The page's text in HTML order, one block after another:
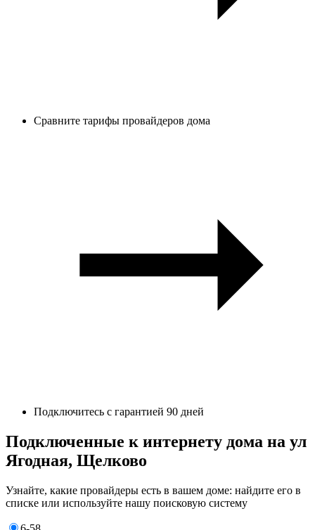
Сравните тарифы провайдеров дома
Подключитесь с гарантией 90 дней
Подключенные к интернету дома на ул
Ягодная, Щелково
Узнайте, какие провайдеры есть в вашем доме: найдите его в
списке или используйте нашу поисковую систему